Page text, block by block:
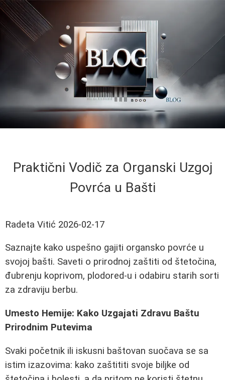
Praktični Vodič za Organski Uzgoj
Povrća u Bašti
Radeta Vitić 2026-02-17
Saznajte kako uspešno gajiti organsko povrće u
svojoj bašti. Saveti o prirodnoj zaštiti od štetočina,
đubrenju koprivom, plodored-u i odabiru starih sorti
za zdraviju berbu.
Umesto Hemije: Kako Uzgajati Zdravu Baštu
Prirodnim Putevima
Svaki početnik ili iskusni baštovan suočava se sa
istim izazovima: kako zaštititi svoje biljke od